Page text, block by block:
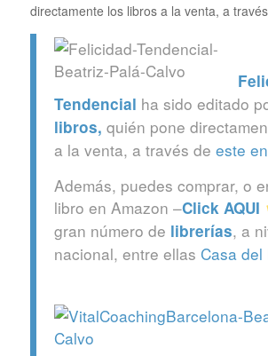
directamente los libros a la venta, a
Tendencial ha sido editado
libros, quién pone
a la venta, a través de este
Además, puedes comprar, o
libro en Amazon –Click AQUI
gran número de librerías, a
nacional, entre ellas Casa del